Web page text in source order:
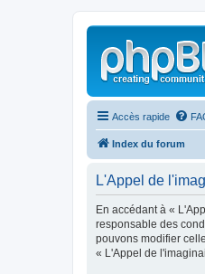
Accès rapide
Index du forum
L'Appel de
En accédant à «
responsable des
pouvons modifier
« L'Appel de